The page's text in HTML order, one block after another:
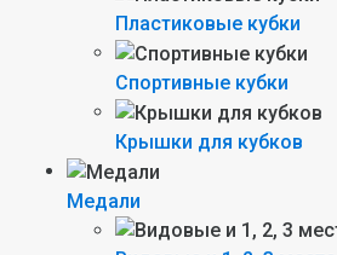
Пластиковые кубки
Спортивные кубки
Крышки для кубков
Медали